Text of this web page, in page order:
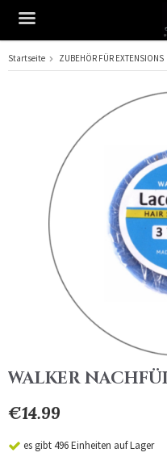
Das Produkt
Startseite ZUBEHÖR FÜR EXTENSIONS
WALKER
€14.99
es gibt 496 Einheiten auf Lager